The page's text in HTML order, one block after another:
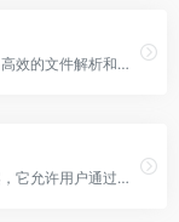
天翼云盘解析工具为用户提供了一个便捷、高效的文件解析和下载解决方案
语雀知识库导出工具是一种便捷的解决方案，它允许用户通过简单的操作将语雀平台上的知识库文章提取并保存到本地设备。